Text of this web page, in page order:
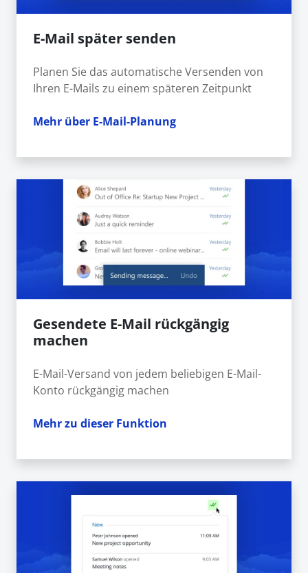
E-Mail später senden
Planen Sie das automatische Versenden von
Ihren E-Mails zu einem späteren Zeitpunkt
Mehr über E-Mail-Planung
Gesendete E-Mail rückgängig
machen
E-Mail-Versand von jedem beliebigen E-Mail-
Konto rückgängig machen
Mehr zu dieser Funktion